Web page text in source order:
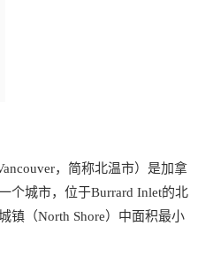
，简称北温市）是加拿
个城市，位于Burrard Inlet的北
镇（North Shore）中面积最小